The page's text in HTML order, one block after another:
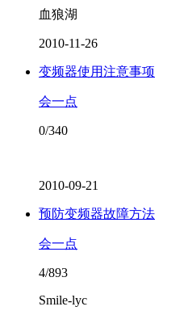
血狼湖
2010-11-26
变频器使用注意事项
会一点
0/340
2010-09-21
预防变频器故障方法
会一点
4/893
Smile-lyc